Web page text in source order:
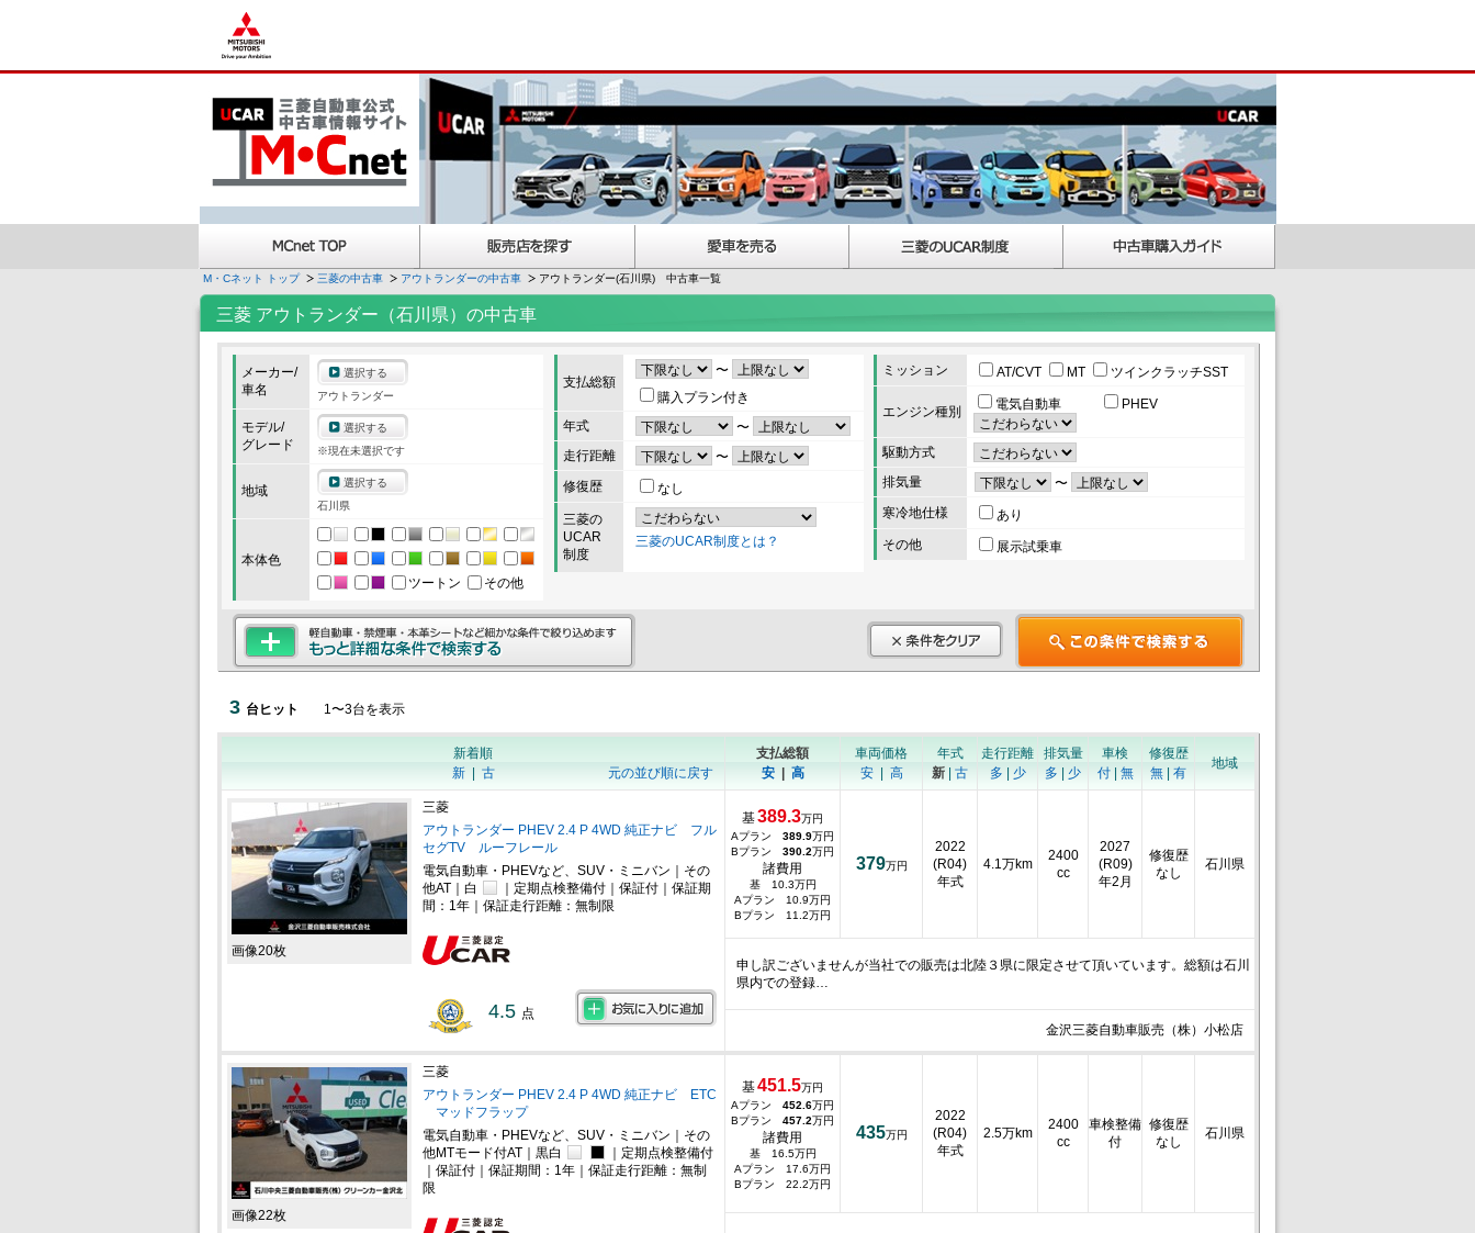
M・Cネット トップ 三菱の中古車 アウトランダーの中古車 アウトランダー(石川県) 中古車一覧
三菱 アウトランダー（石川県）の中古車
メーカー/
車名
選択する
アウトランダー
モデル/
グレード
選択する
※現在未選択です
地域
選択する
石川県
本体色
ツートン
その他
支払総額
〜
購入プラン付き
年式
〜
走行距離
〜
修復歴
なし
三菱の
UCAR
制度
三菱のUCAR制度とは？
ミッション AT/CVT MT ツインクラッチSST
エンジン種別 電気自動車 PHEV
駆動方式
排気量
〜
寒冷地仕様
あり
その他
展示試乗車
3 台ヒット 1〜3台を表示
新着順
新| 古 元の並び順に戻す
支払総額
安| 高
車両価格
安| 高
年式
新
古
走行距離
多
少
排気量
多
少
車検
付| 無
修復歴
無
有
地域
画像20枚
三菱
アウトランダー PHEV 2.4 P 4WD 純正ナビ フル
セグTV ルーフレール
電気自動車・PHEVなど、SUV・ミニバン｜その
他AT｜白
｜定期点検整備付｜保証付｜保証期
間：1年｜保証走行距離：無制限
4.5 点
基389.3万円
Aプラン 389.9万円
Bプラン 390.2万円
諸費用
基 10.3万円
Aプラン 10.9万円
Bプラン 11.2万円
379万円
2022
(R04)
年式
4.1万km
2400
cc
2027
(R09)
年2月
修復歴
なし
石川県
申し訳ございませんが当社での販売は北陸３県に限定させて頂いています。総額は石川
県内での登録…
金沢三菱自動車販売（株）小松店
画像22枚
三菱
アウトランダー PHEV 2.4 P 4WD 純正ナビ ETC
マッドフラップ
電気自動車・PHEVなど、SUV・ミニバン｜その
他MTモード付AT｜黒白
｜定期点検整備付
｜保証付｜保証期間：1年｜保証走行距離：無制
限
基451.5万円
Aプラン 452.6万円
Bプラン 457.2万円
諸費用
基 16.5万円
Aプラン 17.6万円
Bプラン 22.2万円
435万円
2022
(R04)
年式
2.5万km
2400
cc
車検整備
付
修復歴
なし
石川県